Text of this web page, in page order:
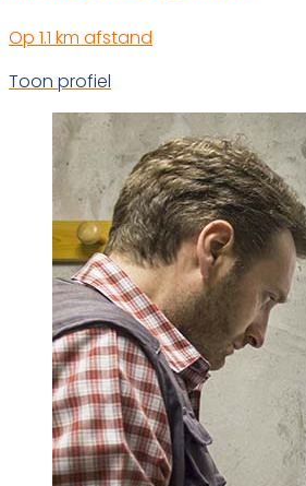
Op 1.1 km afstand
Toon profiel